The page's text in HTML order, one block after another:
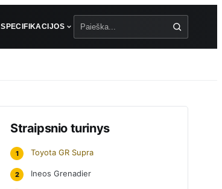
SPECIFIKACIJOS
Straipsnio turinys
1 Toyota GR Supra
2 Ineos Grenadier